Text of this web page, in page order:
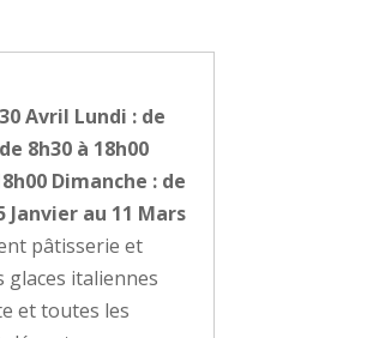
Avril Lundi : de
8h30 à 18h00
Dimanche : de
Janvier au 11 Mars
pâtisserie et
glaces italiennes
et toutes les